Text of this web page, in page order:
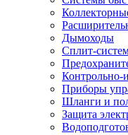
Дымоходы
Сплит-
Контрольно-
Приборы
Шланги и
Защита